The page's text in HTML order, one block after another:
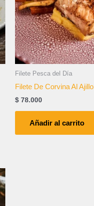
Filete Pesca del Día
Filete De Corvina Al Ajillo
$ 78.000
Añadir al carrito